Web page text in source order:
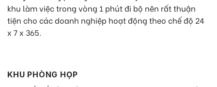
khu làm việc trong vòng 1 phút đi bộ nên rất thuận
tiện cho các doanh nghiệp hoạt động theo chế độ 24
x 7 x 365.
KHU PHÒNG HỌP